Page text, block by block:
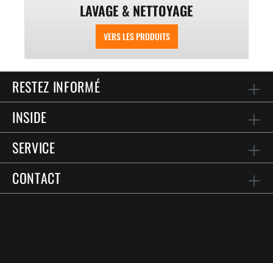
LAVAGE & NETTOYAGE
VERS LES PRODUITS
RESTEZ INFORMÉ
INSIDE
SERVICE
CONTACT